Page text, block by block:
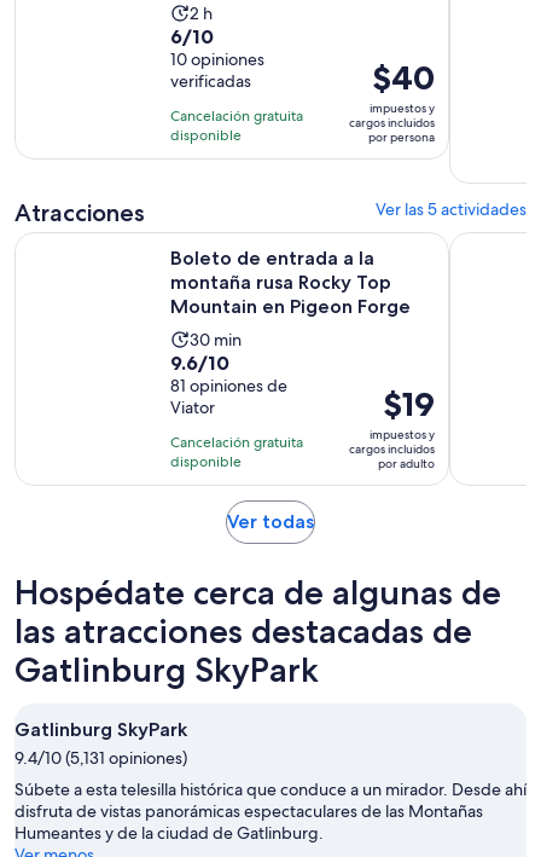
La
actividad
dura
2
horas
2 h
6.0
de
10
con
10
opiniones
6/10
10 opiniones
verificadas
Cancelación gratuita
disponible
El
precio
es
de
por
persona
$40
impuestos y
cargos incluidos
por persona
Atracciones Ver las 5 actividades
Boleto de entrada a la
montaña rusa Rocky Top
Mountain en Pigeon Forge
La
actividad
dura
30
minutos
30 min
9.6
de
10
con
81
opiniones
9.6/10
81 opiniones de
Viator
Cancelación gratuita
disponible
El
precio
es
de
$19
impuestos y
cargos incluidos
por adulto
Boleto de entrada a la montaña rusa Rocky Top Mountain
Centro
Ver todasSe
una
nueva
pestaña
Hospédate cerca de algunas de
las atracciones destacadas de
Gatlinburg SkyPark
Gatlinburg SkyPark
9.4/10 (5,131 opiniones)
Súbete a esta telesilla histórica que conduce a un mirador. Desde ahí
disfruta de vistas panorámicas espectaculares de las Montañas
Humeantes y de la ciudad de Gatlinburg.